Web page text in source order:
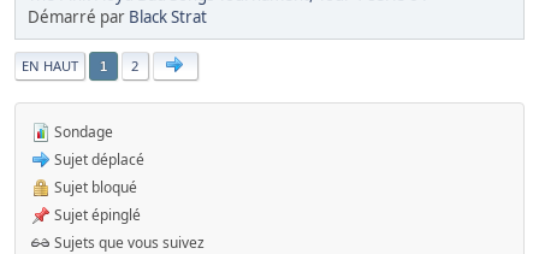
Démarré par Black Strat
|
EN HAUT 1 2
Sondage
Sujet déplacé
Sujet bloqué
Sujet épinglé
Sujets que vous suivez